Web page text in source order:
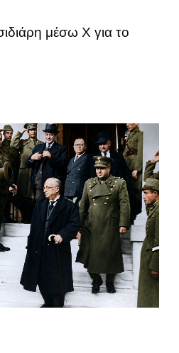
μέσω Χ για το